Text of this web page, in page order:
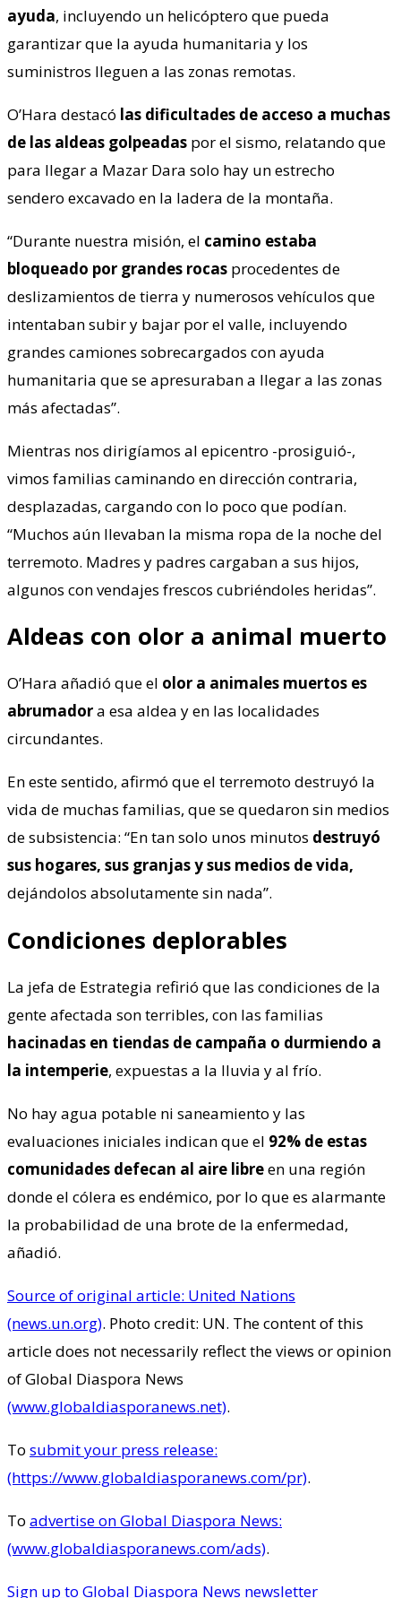
ayuda, incluyendo un helicóptero que pueda
garantizar que la ayuda humanitaria y los
suministros lleguen a las zonas remotas.
O’Hara destacó las dificultades de acceso a muchas
de las aldeas golpeadas por el sismo, relatando que
para llegar a Mazar Dara solo hay un estrecho
sendero excavado en la ladera de la montaña.
“Durante nuestra misión, el camino estaba
bloqueado por grandes rocas procedentes de
deslizamientos de tierra y numerosos vehículos que
intentaban subir y bajar por el valle, incluyendo
grandes camiones sobrecargados con ayuda
humanitaria que se apresuraban a llegar a las zonas
más afectadas”.
Mientras nos dirigíamos al epicentro -prosiguió-,
vimos familias caminando en dirección contraria,
desplazadas, cargando con lo poco que podían.
“Muchos aún llevaban la misma ropa de la noche del
terremoto. Madres y padres cargaban a sus hijos,
algunos con vendajes frescos cubriéndoles heridas”.
Aldeas con olor a animal muerto
O’Hara añadió que el olor a animales muertos es
abrumadora esa aldea y en las localidades
circundantes.
En este sentido, afirmó que el terremoto destruyó la
vida de muchas familias, que se quedaron sin medios
de subsistencia: “En tan solo unos minutos destruyó
sus hogares, sus granjas y sus medios de vida,
dejándolos absolutamente sin nada”.
Condiciones deplorables
La jefa de Estrategia refirió que las condiciones de la
gente afectada son terribles, con las familias
hacinadas en tiendas de campaña o durmiendo a
la intemperie, expuestas a la lluvia y al frío.
No hay agua potable ni saneamiento y las
evaluaciones iniciales indican que el 92% de estas
comunidades defecan al aire libreen una región
donde el cólera es endémico, por lo que es alarmante
la probabilidad de una brote de la enfermedad,
añadió.
Source of original article: United Nations
(news.un.org). Photo credit: UN. The content of this
article does not necessarily reflect the views or opinion
of Global Diaspora News
(www.globaldiasporanews.net).
To submit your press release:
(https://www.globaldiasporanews.com/pr).
To advertise on Global Diaspora News:
(www.globaldiasporanews.com/ads).
Sign up to Global Diaspora News newsletter